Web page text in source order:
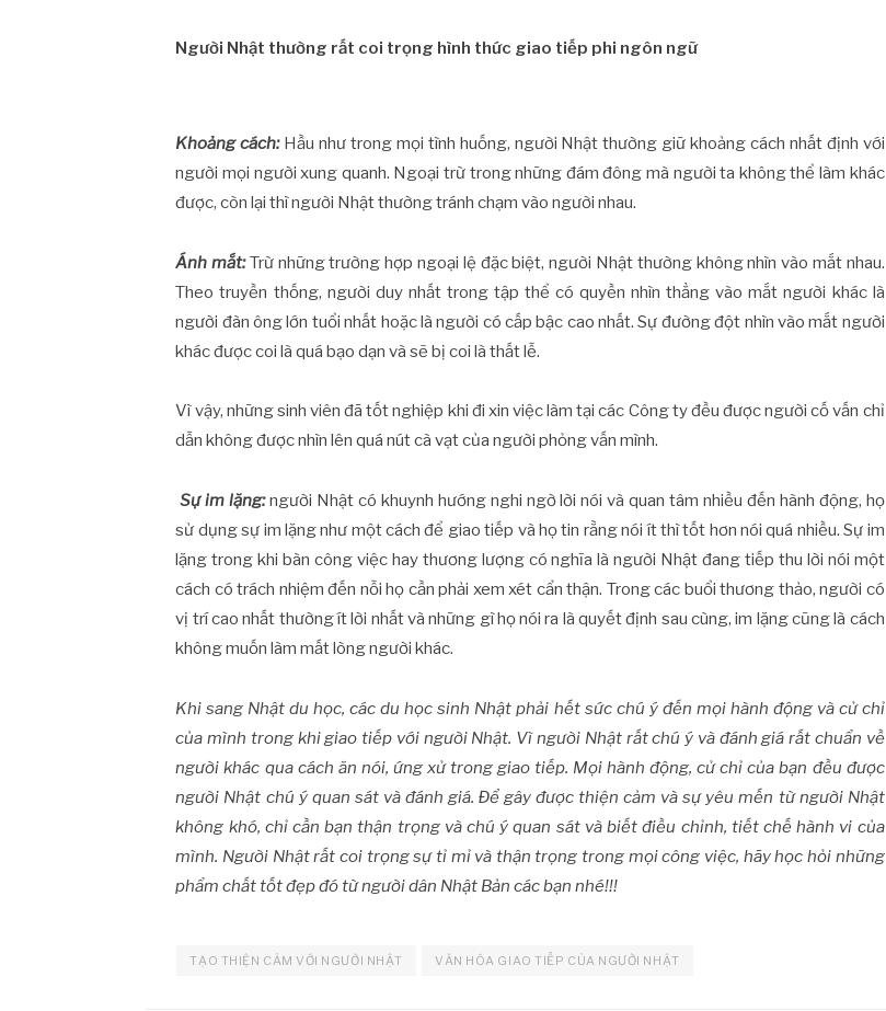
Người Nhật thường rất coi trọng hình thức giao tiếp phi ngôn ngữ
Khoảng cách: Hầu như trong mọi tình huống, người Nhật thường giữ khoảng cách nhất định với
người mọi người xung quanh. Ngoại trừ trong những đám đông mà người ta không thể làm khác
được, còn lại thì người Nhật thường tránh chạm vào người nhau.
Ánh mắt:Trừ những trường hợp ngoại lệ đặc biệt, người Nhật thường không nhìn vào mắt nhau.
Theo truyền thống, người duy nhất trong tập thể có quyền nhìn thẳng vào mắt người khác là
người đàn ông lớn tuổi nhất hoặc là người có cấp bậc cao nhất. Sự đường đột nhìn vào mắt người
khác được coi là quá bạo dạn và sẽ bị coi là thất lễ.
Vì vậy, những sinh viên đã tốt nghiệp khi đi xin việc làm tại các Công ty đều được người cố vấn chỉ
dẫn không được nhìn lên quá nút cà vạt của người phỏng vấn mình.
Sự im lặng:người Nhật có khuynh hướng nghi ngờ lời nói và quan tâm nhiều đến hành động, họ
sử dụng sự im lặng như một cách để giao tiếp và họ tin rằng nói ít thì tốt hơn nói quá nhiều.Sự im
lặng trong khi bàn công việc hay thương lượng có nghĩa là người Nhật đang tiếp thu lời nói một
cách có trách nhiệm đến nỗi họ cần phải xem xét cẩn thận. Trong các buổi thương thảo, người có
vị trí cao nhất thường ít lời nhất và những gì họ nói ra là quyết định sau cùng, im lặng cũng là cách
không muốn làm mất lòng người khác.
Khi sang Nhật du học, các du học sinh Nhật phải hết sức chú ý đến mọi hành động và cử chỉ
của mình trong khi giao tiếp với người Nhật. Vì người Nhật rất chú ý và đánh giá rất chuẩn về
người khác qua cách ăn nói, ứng xử trong giao tiếp. Mọi hành động, cử chỉ của bạn đều được
người Nhật chú ý quan sát và đánh giá. Để gây được thiện cảm và sự yêu mến từ người Nhật
không khó, chỉ cần bạn thận trọng và chú ý quan sát và biết điều chỉnh, tiết chế hành vi của
mình. Người Nhật rất coi trọng sự tỉ mỉ và thận trọng trong mọi công việc, hãy học hỏi những
phẩm chất tốt đẹp đó từ người dân Nhật Bản các bạn nhé!!!
TẠO THIỆN CẢM VỚI NGƯỜI NHẬT VĂN HÓA GIAO TIẾP CỦA NGƯỜI NHẬT